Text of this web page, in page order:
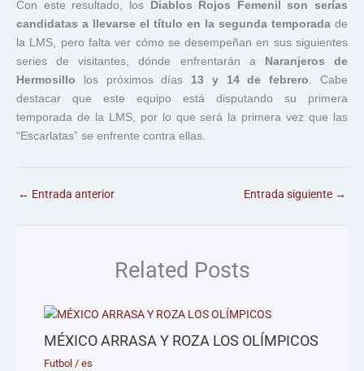
Con este resultado, los Diablos Rojos Femenil son serías
candidatas a llevarse el título en la segunda temporada de
la LMS, pero falta ver cómo se desempeñan en sus siguientes
series de visitantes, dónde enfrentarán a Naranjeros de
Hermosillo los próximos días 13 y 14 de febrero . Cabe
destacar que este equipo está disputando su primera
temporada de la LMS, por lo que será la primera vez que las
“Escarlatas” se enfrente contra ellas.
← Entrada anterior Entrada siguiente →
Related Posts
MÉXICO ARRASA Y ROZA LOS OLÍMPICOS
Futbol /es